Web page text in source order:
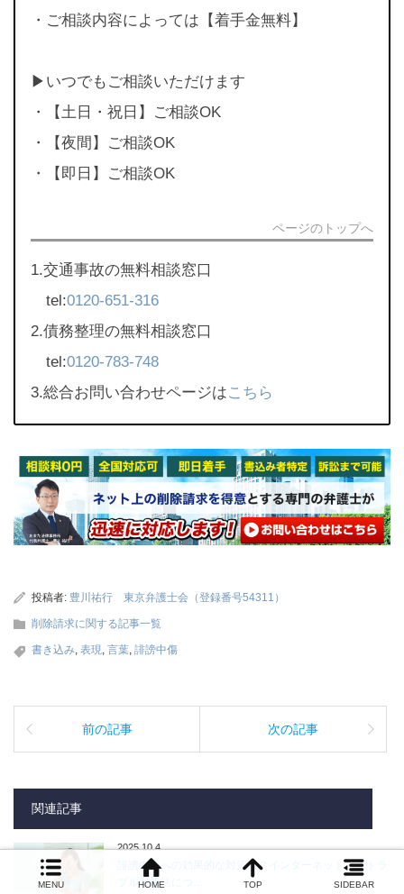
・ご相談内容によっては【着手金無料】
▶︎いつでもご相談いただけます
・【土日・祝日】ご相談OK
・【夜間】ご相談OK
・【即日】ご相談OK
ページのトップへ
1.交通事故の無料相談窓口
tel:0120-651-316
2.債務整理の無料相談窓口
tel:0120-783-748
3.総合お問い合わせページはこちら
投稿者: 豊川祐行 東京弁護士会（登録番号54311）
削除請求に関する記事一覧
書き込み, 表現, 言葉, 誹謗中傷
前の記事 次の記事
関連記事
2025.10.4
誹謗中傷への効果的な対策は？インターネット上のトラ
ブル対処法につ…
MENU HOME TOP SIDEBAR